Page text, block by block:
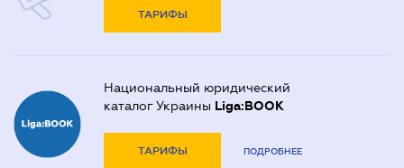
ТАРИФЫ
Национальный юридический
каталог Украины Liga:BOOK
ТАРИФЫ ПОДРОБНЕЕ